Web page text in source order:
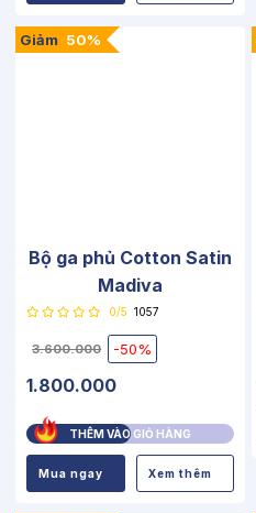
Giảm 50%
Bộ ga phủ Cotton Satin
Madiva
0/5 1057
3.600.000 -50%
1.800.000
THÊM VÀO GIỎ HÀNG
Mua ngay Xem thêm